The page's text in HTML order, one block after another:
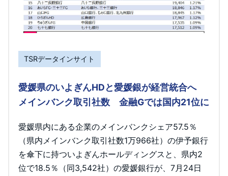
TSRデータインサイト
愛媛県のいよぎんHDと愛媛銀が経営統合へ
メインバンク取引社数 金融Gでは国内21位に
愛媛県内にある企業のメインバンクシェア57.5％
（県内メインバンク取引社数1万966社）の伊予銀行
を傘下に持ついよぎんホールディングスと、県内2
位で18.5％（同3,542社）の愛媛銀行が、7月24日